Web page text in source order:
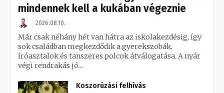
mindennek kell a kukában végeznie
2026.08.10.
Már csak néhány hét van hátra az iskolakezdésig, így
sok családban megkezdődik a gyerekszobák,
íróasztalok és tanszeres polcok átválogatása. A nyár
végi rendrakás jó...
Koszorúzási felhívás